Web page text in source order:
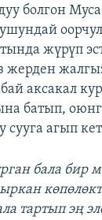
болгон
жүрүп
жерден
аксакал
батып,
сууга агып
бала бир
тартып эң